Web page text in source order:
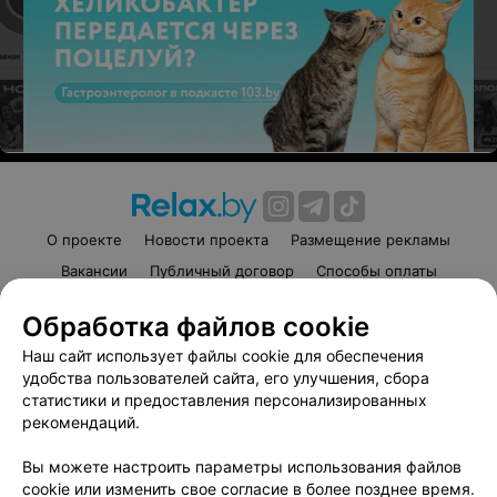
Пицца с копченой
грудинкой
грудинка к/в, лук репчатый,
32 руб.
Пицца «Капризная»
650 г • Сыр Моцарелла,
шампиньоны, колбаса с/к,
грудинка к/в, огурцы
32 руб.
О проекте Новости проекта
Размещение рекламы
Вакансии
Публичный договор
Способы оплаты
«Афиша»
Пользовательское соглашение
Написать в поддержку
Связаться по вопросам сотрудничества
Персональные настройки cookie
Обработка файлов cookie
Наш сайт использует файлы cookie для обеспечения
удобства пользователей сайта, его улучшения, сбора
статистики и предоставления персонализированных
рекомендаций.
Вы можете настроить параметры использования файлов
cookie или изменить свое согласие в более позднее время.